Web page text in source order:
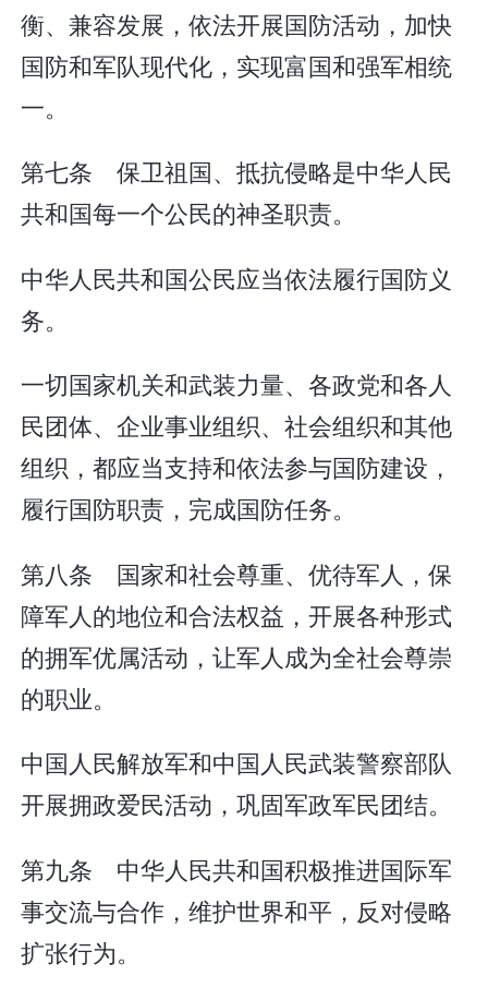
衡、兼容发展，依法开展国防活动，加快
国防和军队现代化，实现富国和强军相统
一。
第七条 保卫祖国、抵抗侵略是中华人民
共和国每一个公民的神圣职责。
中华人民共和国公民应当依法履行国防义
务。
一切国家机关和武装力量、各政党和各人
民团体、企业事业组织、社会组织和其他
组织，都应当支持和依法参与国防建设，
履行国防职责，完成国防任务。
第八条 国家和社会尊重、优待军人，保
障军人的地位和合法权益，开展各种形式
的拥军优属活动，让军人成为全社会尊崇
的职业。
中国人民解放军和中国人民武装警察部队
开展拥政爱民活动，巩固军政军民团结。
第九条 中华人民共和国积极推进国际军
事交流与合作，维护世界和平，反对侵略
扩张行为。